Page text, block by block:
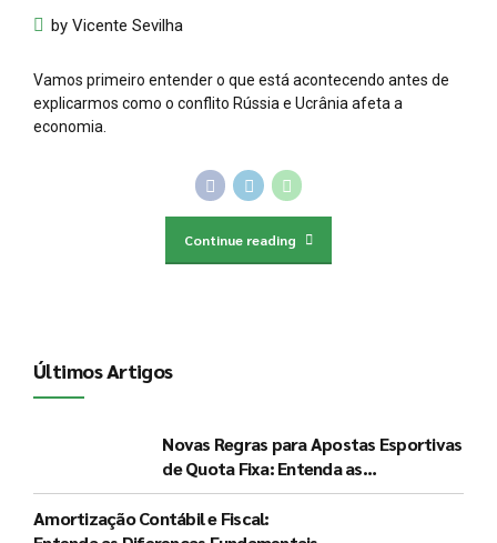
by Vicente Sevilha
Vamos primeiro entender o que está acontecendo antes de
explicarmos como o conflito Rússia e Ucrânia afeta a
economia.
Continue reading
Últimos Artigos
Novas Regras para Apostas Esportivas
de Quota Fixa: Entenda as
Determinações do Governo e seus
Impactos
Amortização Contábil e Fiscal: